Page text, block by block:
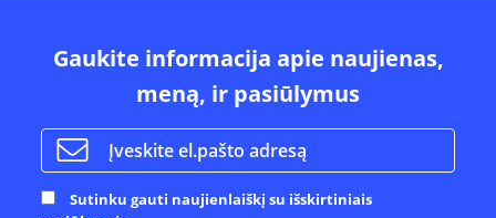
Gaukite informacija apie naujienas,
meną, ir pasiūlymus
Sutinku gauti naujienlaiškį su išskirtiniais